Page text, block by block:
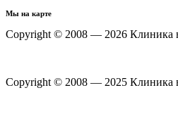
Мы на карте
Copyright © 2008 — 2026 Клиника
Copyright © 2008 — 2025 Клиника